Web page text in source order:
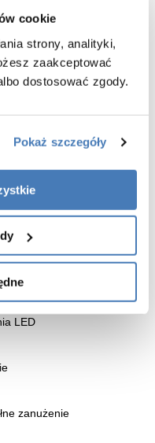
cookie
strony, analityki,
zaakceptować
dostosować zgody.
Pokaż szczegóły
oraz
niezwykle istotnym
co pozwala zachować
przez długie lata
wanna nie tylko
łatwa w pielęgnacji
LED
zanużenie